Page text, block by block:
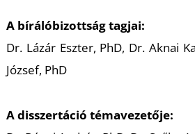
A bírálóbizottság tagjai:
Dr. Lázár Eszter, PhD, Dr. Aknai
József, PhD
A disszertáció témavezetője: